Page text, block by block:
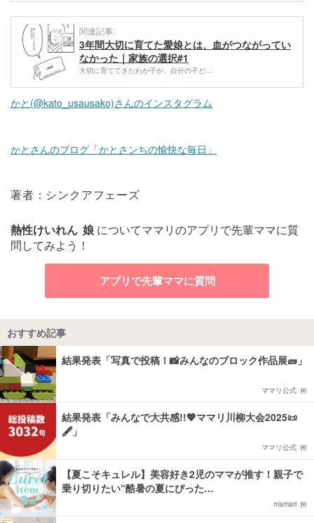
関連記事:
3年間大切に育てた愛娘とは、血がつながってい
なかった｜家族の選択#1
大切に育ててきたわが子が、自分の子ど…
かと(@kato_usausako)さんのインスタグラム
かとさんのブログ「かとさンちの愉快な毎日」
著者：シンクアフェーズ
熱性けいれん 娘 についてママリのアプリで先輩ママに質
問してみよう！
アプリで先輩ママに質問
おすすめ記事
結果発表「写真で投稿！📸みんなのブロック作品展🧱」
ママリ公式
結果発表「みんなで大共感!!💖ママリ川柳大会2025📜
🖋️」
ママリ公式
【夏こそキュレル】美容好き2児のママが推す！親子で
乗り切りたい“酷暑の夏にぴった…
mamari